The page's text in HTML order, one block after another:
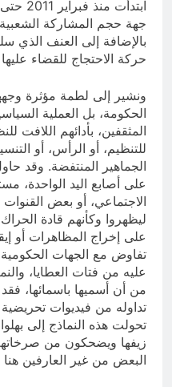
جهة حجم المشاركة
بالإضافة إلى العنف الذي
حركة الاحتجاج للقضاء
ونشير إلى لطمة مؤثرة
الحكومة، بل العملية
المثقفين، بأدائهم اللافت
للتنظيم، أو الرأس، أو
الجماهير المنتفضة. وقد
على أصابع اليد الواحدة،
الاجتماعي، أو بعض
ليظهروا وكأنهم قادة
على إخراج المظاهرات أو
تفاوض مع الجهات الحكومية
عليه من فتات العطايا،
من أن أسميها باسمائها،
تداوله من فيديوات
تحولت هذه النماذج إلى
زيفها ويضحكون من
البعض من غير العارفين هنا